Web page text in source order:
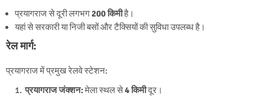
प्रयागराज से दूरी लगभग200 किमीहै।
यहां से सरकारी या निजी बसों और टैक्सियों की सुविधा उपलब्ध है।
रेल मार्ग:
प्रयागराज में प्रमुख रेलवे स्टेशन:
प्रयागराज जंक्शन:मेला स्थल से4 किमीदूर।